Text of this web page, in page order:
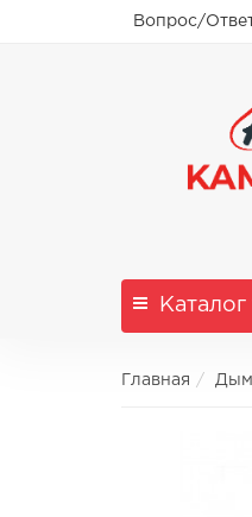
Вопрос/
Каталог
Главная